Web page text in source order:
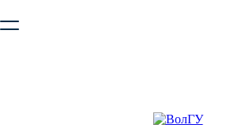
безопасную работу с сайтом. Пожалуйста